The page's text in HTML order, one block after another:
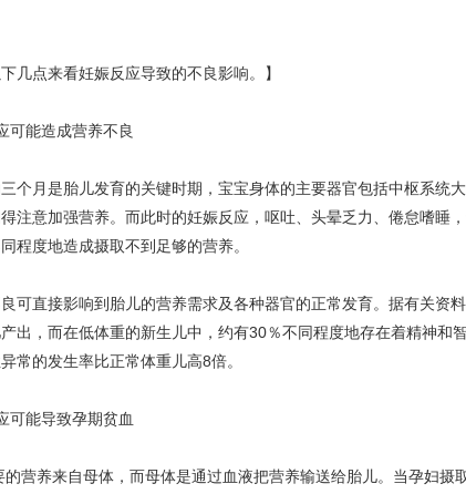
点来看妊娠反应导致的不良影响。】
能造成营养不良
月是胎儿发育的关键时期，宝宝身体的主要器官包括中枢系统
注意加强营养。而此时的妊娠反应，呕吐、头晕乏力、倦怠嗜睡
程度地造成摄取不到足够的营养。
直接影响到胎儿的营养需求及各种器官的正常发育。据有关资
出，而在低体重的新生儿中，约有30％不同程度地存在着精神和
常的发生率比正常体重儿高8倍。
能导致孕期贫血
养来自母体，而母体是通过血液把营养输送给胎儿。当孕妇摄